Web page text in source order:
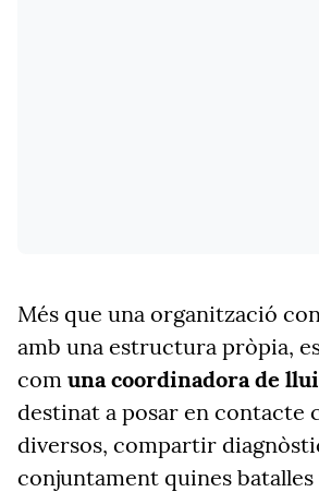
Més que una organització
amb una estructura pròpia,
com una coordinadora de
destinat a posar en contacte
diversos, compartir
conjuntament quines